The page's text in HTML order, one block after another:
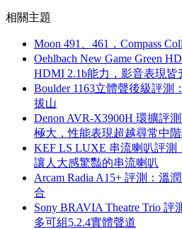
相關主題
Moon 491、461，Compass
Oehlbach New Game Green
HDMI 2.1b能力，影音表現皆
Boulder 1163立體聲後級評
拔山
Denon AVR-X3900H 環擴評
極大，性能表現超越尋常中
KEF LS LUXE 串流喇叭評測
讓人大感驚豔的串流喇叭
Arcam Radia A15+ 評測：溫
合
Sony BRAVIA Theatre Trio
多可組5.2.4實體聲道